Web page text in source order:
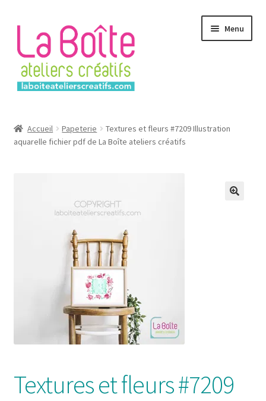
la
navigation
contenu
Menu
Account
Password Reset
Solde de la carte-cadeau
Boutique en ligne
Politique de confidentialité
Accueil Papeterie
Textures et fleurs #7209 Illustration
aquarelle fichier pdf de La Boîte ateliers créatifs
Textures et fleurs #7209